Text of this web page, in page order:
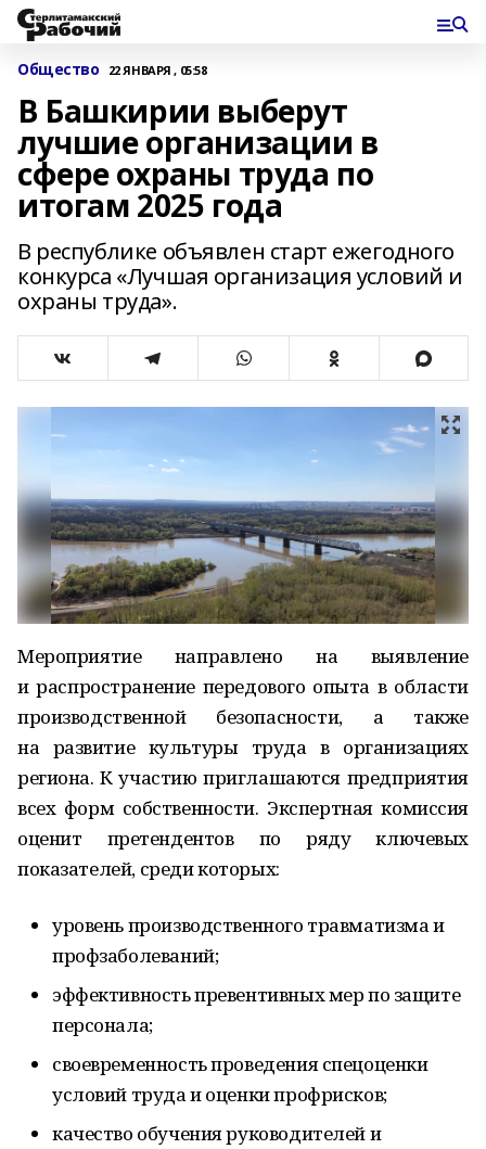
Общество 22 ЯНВАРЯ , 05:58
В Башкирии выберут
лучшие организации в
сфере охраны труда по
итогам 2025 года
В республике объявлен старт ежегодного
конкурса «Лучшая организация условий и
охраны труда».
Мероприятие направлено на выявление
и распространение передового опыта в области
производственной безопасности, а также
на развитие культуры труда в организациях
региона. К участию приглашаются предприятия
всех форм собственности. Экспертная комиссия
оценит претендентов по ряду ключевых
показателей, среди которых:
уровень производственного травматизма и
профзаболеваний;
эффективность превентивных мер по защите
персонала;
своевременность проведения спецоценки
условий труда и оценки профрисков;
качество обучения руководителей и